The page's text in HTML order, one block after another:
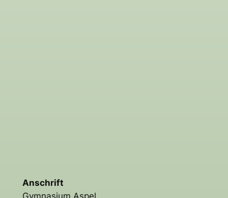
Anschrift
Gymnasium Aspel